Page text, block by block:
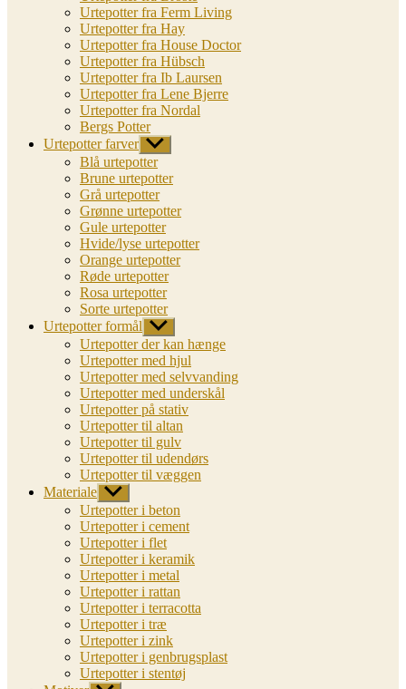
Urtepotter fra Ferm Living
Urtepotter fra Hay
Urtepotter fra House Doctor
Urtepotter fra Hübsch
Urtepotter fra Ib Laursen
Urtepotter fra Lene Bjerre
Urtepotter fra Nordal
Bergs Potter
Urtepotter farver Vis
undermenu
Blå urtepotter
Brune urtepotter
Grå urtepotter
Grønne urtepotter
Gule urtepotter
Hvide/lyse urtepotter
Orange urtepotter
Røde urtepotter
Rosa urtepotter
Sorte urtepotter
Urtepotter formål Vis
undermenu
Urtepotter der kan hænge
Urtepotter med hjul
Urtepotter med selvvanding
Urtepotter med underskål
Urtepotter på stativ
Urtepotter til altan
Urtepotter til gulv
Urtepotter til udendørs
Urtepotter til væggen
Materiale Vis
undermenu
Urtepotter i beton
Urtepotter i cement
Urtepotter i flet
Urtepotter i keramik
Urtepotter i metal
Urtepotter i rattan
Urtepotter i terracotta
Urtepotter i træ
Urtepotter i zink
Urtepotter i genbrugsplast
Urtepotter i stentøj